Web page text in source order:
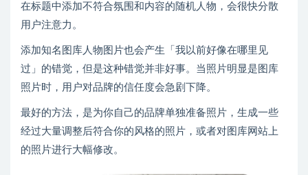
在标题中添加不符合氛围和内容的随机人物，会很快分散
用户注意力。
添加知名图库人物图片也会产生「我以前好像在哪里见
过」的错觉，但是这种错觉并非好事。当照片明显是图库
照片时，用户对品牌的信任度会急剧下降。
最好的方法，是为你自己的品牌单独准备照片，生成一些
经过大量调整后符合你的风格的照片，或者对图库网站上
的照片进行大幅修改。